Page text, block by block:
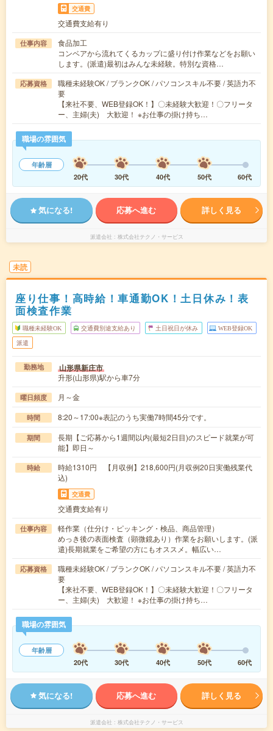
交通費
交通費支給有り
仕事内容
食品加工
コンベアから流れてくるカップに盛り付け作業などをお願い
します。(派遣)最初はみんな未経験。特別な資格…
応募資格
職種未経験OK / ブランクOK / パソコンスキル不要 / 英語力不
要
【来社不要、WEB登録OK！】〇未経験大歓迎！〇フリータ
ー、主婦(夫) 大歓迎！ ※お仕事の掛け持ち…
職場の雰囲気
年齢層
20代
30代 40代 50代 60代
気になる! 応募へ進む 詳しく見る
派遣会社 株式会社テクノ・サービス
未読
座り仕事！高時給！車通勤OK！土日休み！表
面検査作業
職種未経験OK 交通費別途支給あり 土日祝日が休み WEB登録OK
派遣
勤務地 山形県新庄市
升形(山形県)駅から車7分
曜日頻度 月～金
時間 8:20～17:00※表記のうち実働7時間45分です。
期間
長期【ご応募から1週間以内(最短2日目)のスピード就業が可
能】即日～
時給
時給1310円 【月収例】218,600円(月収例20日実働残業代
込)
交通費
交通費支給有り
仕事内容
軽作業（仕分け・ピッキング・検品、商品管理）
めっき後の表面検査（顕微鏡あり）作業をお願いします。(派
遣)長期就業をご希望の方にもオススメ。幅広い…
応募資格
職種未経験OK / ブランクOK / パソコンスキル不要 / 英語力不
要
【来社不要、WEB登録OK！】〇未経験大歓迎！〇フリータ
ー、主婦(夫) 大歓迎！ ※お仕事の掛け持ち…
職場の雰囲気
年齢層
20代
30代 40代 50代 60代
気になる! 応募へ進む 詳しく見る
派遣会社 株式会社テクノ・サービス